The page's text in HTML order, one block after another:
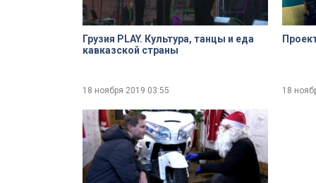
Грузия PLAY. Культура, танцы и еда
кавказской страны
18 ноября 2019 03:55 18